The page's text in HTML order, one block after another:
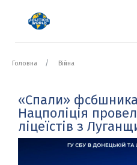
Головна Війна
«Спали»
Нацполіція
ліцеїстів з